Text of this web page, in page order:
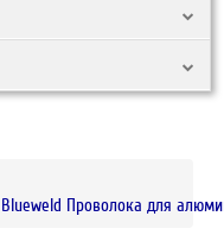
Проволока для